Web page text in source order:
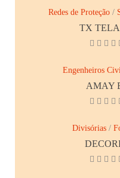
Redes de Proteção /
TX
Engenheiros
AMAY
Divisórias/